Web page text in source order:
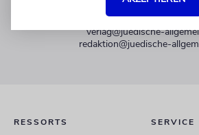
verlag@juedische-
redaktion@juedische-
RESSORTS SERVICE